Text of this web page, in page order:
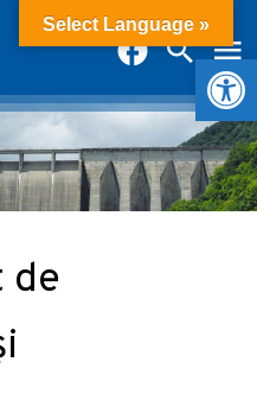
de
Select Language »